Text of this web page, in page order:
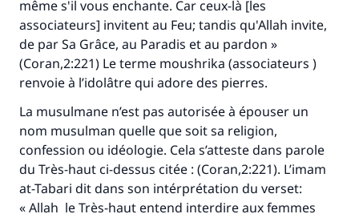
même s'il vous enchante. Car ceux-là [les
associateurs] invitent au Feu; tandis qu'Allah invite,
de par Sa Grâce, au Paradis et au pardon »
(Coran,2:221) Le terme moushrika (associateurs )
renvoie à l’idolâtre qui adore des pierres.
La musulmane n’est pas autorisée à épouser un
nom musulman quelle que soit sa religion,
confession ou idéologie. Cela s’atteste dans parole
du Très-haut ci-dessus citée : (Coran,2:221). L’imam
at-Tabari dit dans son intérprétation du verset:
« Allah le Très-haut entend interdire aux femmes
Aidez nous à apporter des réponses.
Le Messager d'Allah (Paix sur lui) a dit:
"Celui qui indique une bonne action obtient la
même récompense que celui qui le fait."
(MOUSLIM 1893)
Soutenez IslamQA